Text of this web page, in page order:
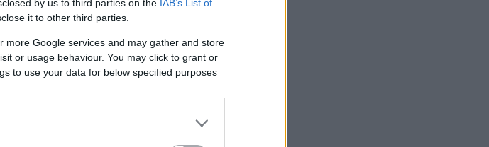
by us to third parties on the IAB’s List of
it to other third parties.
more Google services and may gather and store
or usage behaviour. You may click to grant or
to use your data for below specified purposes